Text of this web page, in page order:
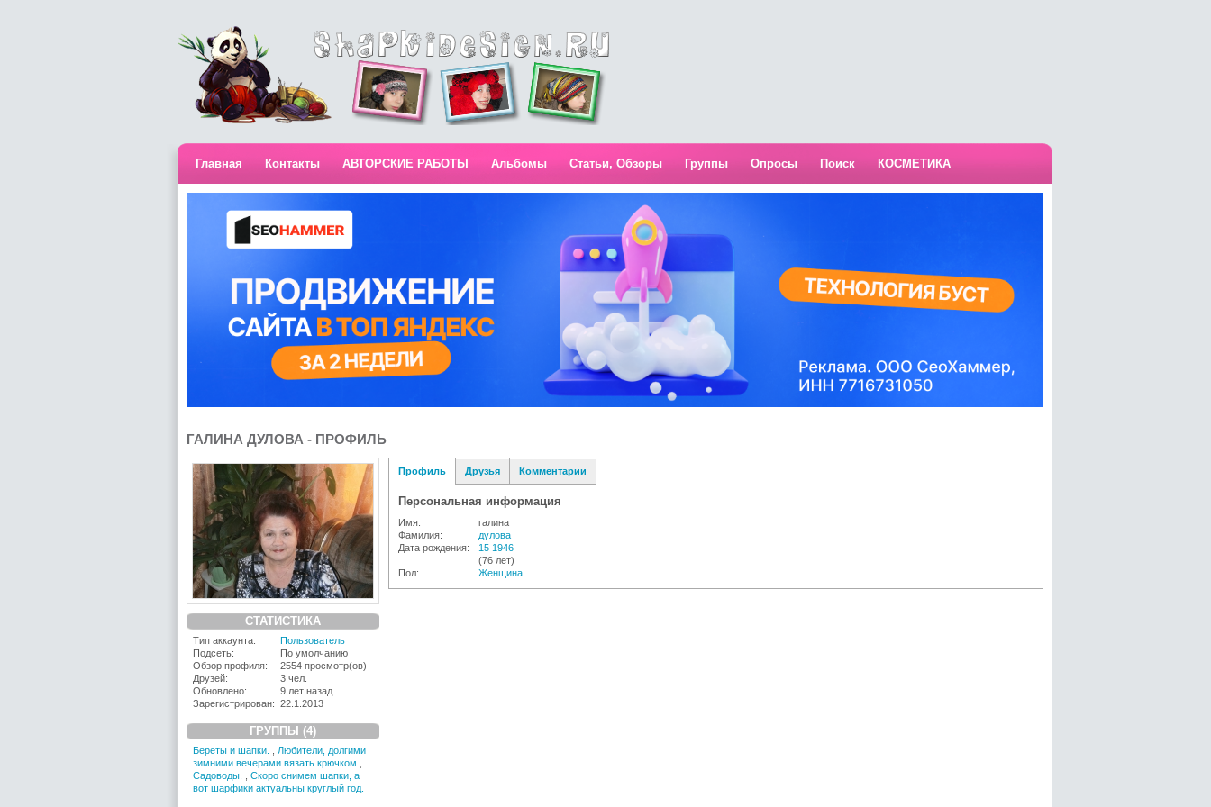
Главная Контакты АВТОРСКИЕ РАБОТЫ Альбомы Статьи, Обзоры Группы Опросы Поиск КОСМЕТИКА
ГАЛИНА ДУЛОВА - ПРОФИЛЬ
СТАТИСТИКА
Тип аккаунта:
Пользователь
Подсеть:
По умолчанию
Обзор профиля:
2554 просмотр(ов)
Друзей:
3 чел.
Обновлено:
9 лет назад
Зарегистрирован: 22.1.2013
ГРУППЫ (4)
Береты и шапки.
Любители, долгими
зимними вечерами вязать крючком
Садоводы.
Скоро снимем шапки, а
вот шарфики актуальны круглый год.
Профиль Друзья Комментарии
Персональная информация
Имя:
галина
Фамилия:
дулова
Дата рождения:
15 1946
(76 лет)
Пол:
Женщина